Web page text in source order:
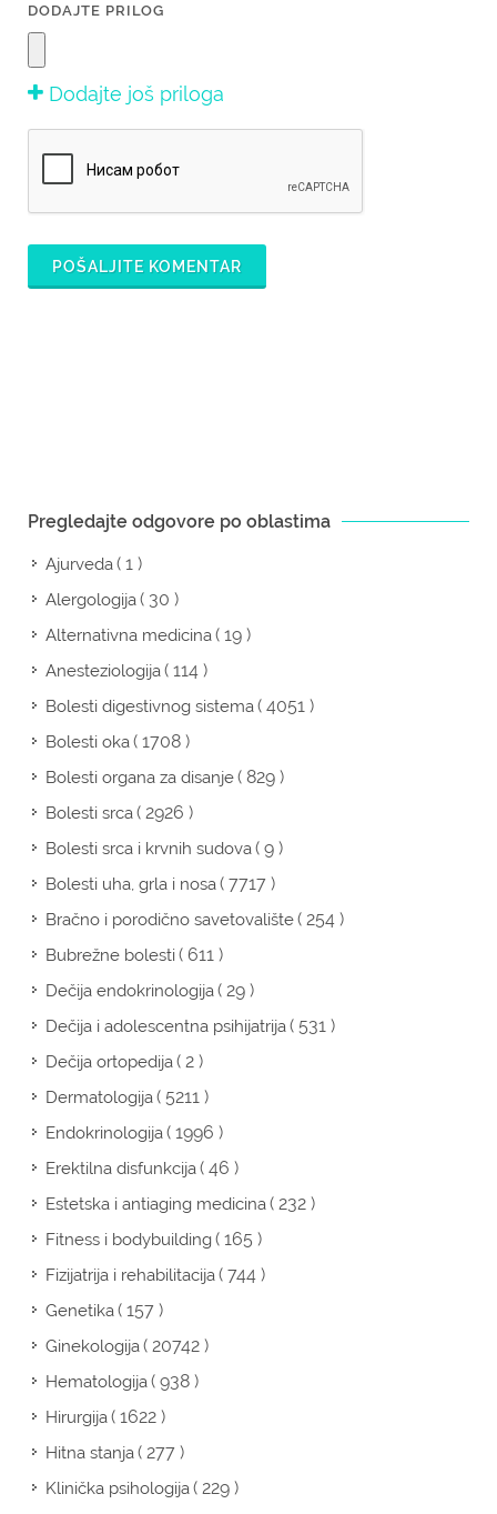
DODAJTE PRILOG
Dodajte još priloga
POŠALJITE KOMENTAR
Pregledajte odgovore po oblastima
Ajurveda( 1 )
Alergologija( 30 )
Alternativna medicina( 19 )
Anesteziologija( 114 )
Bolesti digestivnog sistema( 4051 )
Bolesti oka( 1708 )
Bolesti organa za disanje( 829 )
Bolesti srca( 2926 )
Bolesti srca i krvnih sudova( 9 )
Bolesti uha, grla i nosa( 7717 )
Bračno i porodično savetovalište( 254 )
Bubrežne bolesti( 611 )
Dečija endokrinologija( 29 )
Dečija i adolescentna psihijatrija( 531 )
Dečija ortopedija( 2 )
Dermatologija( 5211 )
Endokrinologija( 1996 )
Erektilna disfunkcija( 46 )
Estetska i antiaging medicina( 232 )
Fitness i bodybuilding( 165 )
Fizijatrija i rehabilitacija( 744 )
Genetika( 157 )
Ginekologija( 20742 )
Hematologija( 938 )
Hirurgija( 1622 )
Hitna stanja( 277 )
Klinička psihologija( 229 )